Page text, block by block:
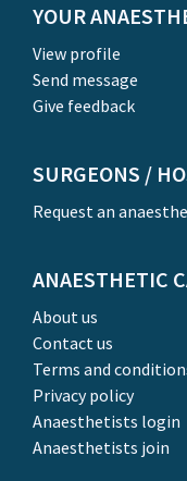
YOUR
View profile
Send message
Give feedback
SURGEONS /
Request an
ANAESTHETIC
About us
Contact us
Terms and
Privacy policy
Anaesthetists login
Anaesthetists join